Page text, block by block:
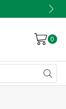
0